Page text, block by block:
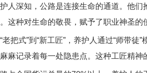
深知，公路是连接生命的通道。他们
这种对生命的敬畏，赋予了职业神圣的
式”到“新工匠”，养护人通过“师带徒”
麻记录着每一处隐患点。这种工匠精神